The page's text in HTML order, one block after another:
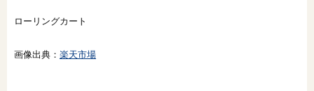
ローリングカート
画像出典： 楽天市場